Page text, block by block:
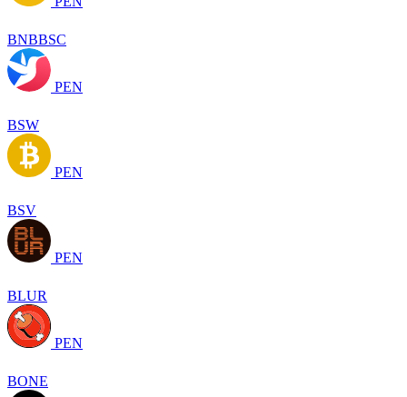
BNBBSC
PEN
BSW
PEN
BSV
PEN
BLUR
PEN
BONE